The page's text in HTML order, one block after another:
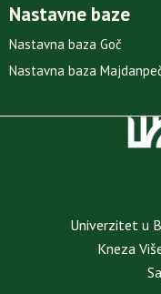
Nastavne baze
Nastavna baza Goč
Nastavna baza
Univerzitet u
Kneza